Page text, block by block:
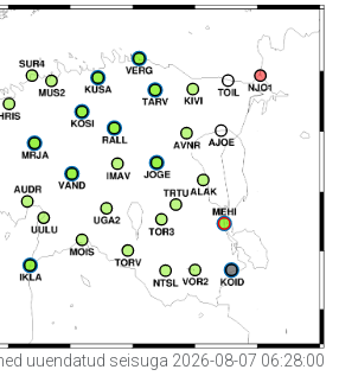
uuendatud seisuga 2026-08-07 06:28:00